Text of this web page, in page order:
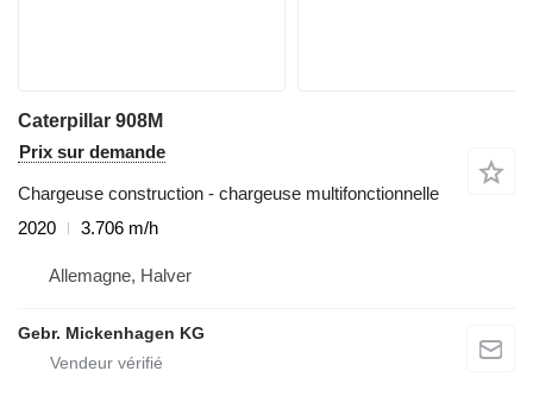
Caterpillar 908M
Prix sur demande
Chargeuse construction - chargeuse multifonctionnelle
2020
3.706 m/h
Allemagne, Halver
Gebr. Mickenhagen KG